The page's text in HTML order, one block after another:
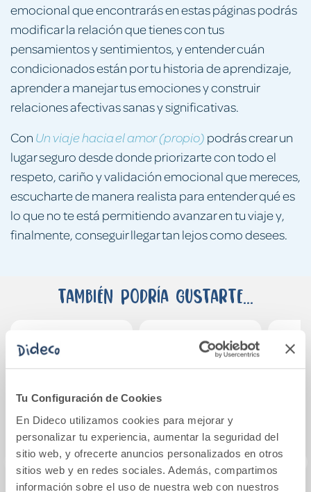
Tu Configuración de Cookies
En Dideco utilizamos cookies para mejorar y
personalizar tu experiencia, aumentar la seguridad del
sitio web, y ofrecerte anuncios personalizados en otros
sitios web y en redes sociales. Además, compartimos
información sobre el uso de nuestra web con nuestros
emocional que encontrarás en estas páginas podrás
modificar la relación que tienes con tus
pensamientos y sentimientos, y entender cuán
condicionados están por tu historia de aprendizaje,
aprender a manejar tus emociones y construir
relaciones afectivas sanas y significativas.
Con Un viaje hacia el amor (propio) podrás crear un
lugar seguro desde donde priorizarte con todo el
respeto, cariño y validación emocional que mereces,
escucharte de manera realista para entender qué es
lo que no te está permitiendo avanzar en tu viaje y,
finalmente, conseguir llegar tan lejos como desees.
También podría gustarte...